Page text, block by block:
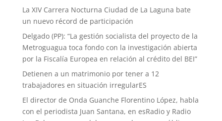
La XIV Carrera Nocturna Ciudad de La Laguna bate
un nuevo récord de participación
Delgado (PP): “La gestión socialista del proyecto de la
Metroguagua toca fondo con la investigación abierta
por la Fiscalía Europea en relación al crédito del BEI”
Detienen a un matrimonio por tener a 12
trabajadores en situación irregularES
El director de Onda Guanche Florentino López, habla
con el periodista Juan Santana, en esRadio y Radio